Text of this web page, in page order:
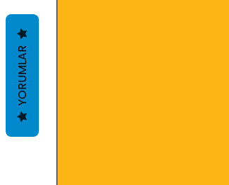
YORUMLAR